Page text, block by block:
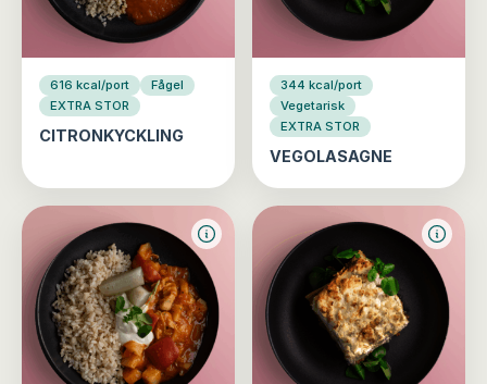
616 kcal/port
Fågel
EXTRA STOR
CITRONKYCKLING
344 kcal/port
Vegetarisk
EXTRA STOR
VEGOLASAGNE